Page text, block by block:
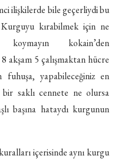
ilişkilerde bile geçerliydi bu
kırabilmek için ne
kokain’den
akşam 5 çalış­maktan hücre
fuhuşa, yapabileceğiniz en
bir saklı cennete ne olursa
başına hataydı kurgunun
içerisinde aynı kurgu